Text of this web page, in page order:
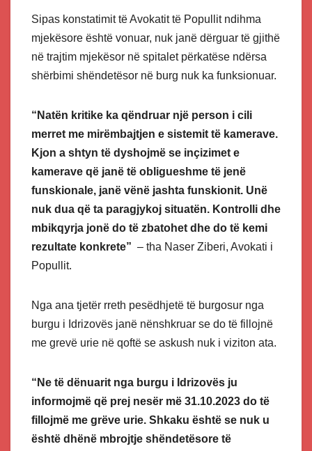
Sipas konstatimit të Avokatit të Popullit ndihma
mjekësore është vonuar, nuk janë dërguar të gjithë
në trajtim mjekësor në spitalet përkatëse ndërsa
shërbimi shëndetësor në burg nuk ka funksionuar.
“Natën kritike ka qëndruar një person i cili
merret me mirëmbajtjen e sistemit të kamerave.
Kjon a shtyn të dyshojmë se inçizimet e
kamerave që janë të obligueshme të jenë
funskionale, janë vënë jashta funskionit. Unë
nuk dua që ta paragjykoj situatën. Kontrolli dhe
mbikqyrja jonë do të zbatohet dhe do të kemi
rezultate konkrete” – tha Naser Ziberi, Avokati i
Popullit.
Nga ana tjetër rreth pesëdhjetë të burgosur nga
burgu i Idrizovës janë nënshkruar se do të fillojnë
me grevë urie në qoftë se askush nuk i viziton ata.
“Ne të dënuarit nga burgu i Idrizovës ju
informojmë që prej nesër më 31.10.2023 do të
fillojmë me grëve urie. Shkaku është se nuk u
është dhënë mbrojtje shëndetësore të